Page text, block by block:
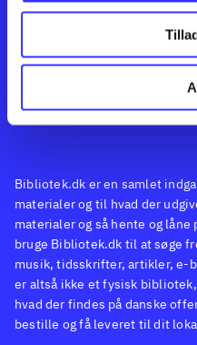
Bibliotek.dk er en samlet
materialer og til hvad der
materialer og så hente og
bruge Bibliotek.dk til at søge
musik, tidsskrifter, artikler, e-
er altså ikke et fysisk
hvad der findes på danske
bestille og få leveret til dit
Kontakt os
Leverandører
English